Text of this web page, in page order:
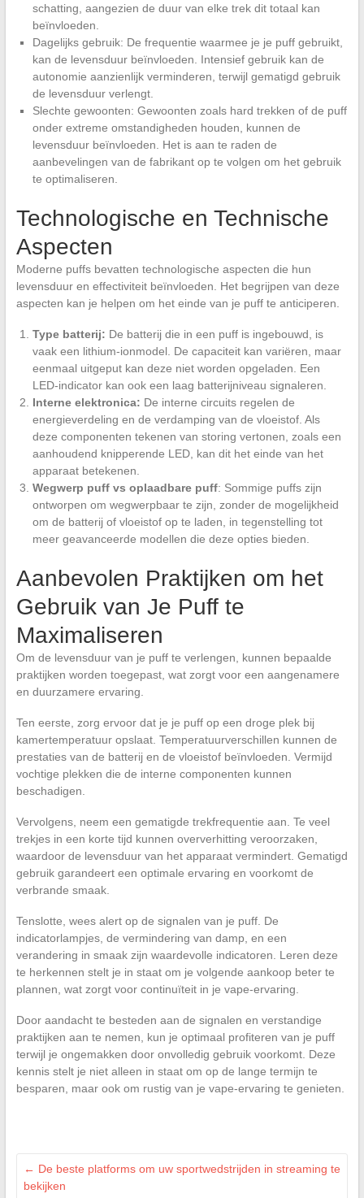
schatting, aangezien de duur van elke trek dit totaal kan
beïnvloeden.
Dagelijks gebruik: De frequentie waarmee je je puff gebruikt,
kan de levensduur beïnvloeden. Intensief gebruik kan de
autonomie aanzienlijk verminderen, terwijl gematigd gebruik
de levensduur verlengt.
Slechte gewoonten: Gewoonten zoals hard trekken of de puff
onder extreme omstandigheden houden, kunnen de
levensduur beïnvloeden. Het is aan te raden de
aanbevelingen van de fabrikant op te volgen om het gebruik
te optimaliseren.
Technologische en Technische
Aspecten
Moderne puffs bevatten technologische aspecten die hun
levensduur en effectiviteit beïnvloeden. Het begrijpen van deze
aspecten kan je helpen om het einde van je puff te anticiperen.
Type batterij: De batterij die in een puff is ingebouwd, is
vaak een lithium-ionmodel. De capaciteit kan variëren, maar
eenmaal uitgeput kan deze niet worden opgeladen. Een
LED-indicator kan ook een laag batterijniveau signaleren.
Interne elektronica: De interne circuits regelen de
energieverdeling en de verdamping van de vloeistof. Als
deze componenten tekenen van storing vertonen, zoals een
aanhoudend knipperende LED, kan dit het einde van het
apparaat betekenen.
Wegwerp puff vs oplaadbare puff: Sommige puffs zijn
ontworpen om wegwerpbaar te zijn, zonder de mogelijkheid
om de batterij of vloeistof op te laden, in tegenstelling tot
meer geavanceerde modellen die deze opties bieden.
Aanbevolen Praktijken om het
Gebruik van Je Puff te
Maximaliseren
Om de levensduur van je puff te verlengen, kunnen bepaalde
praktijken worden toegepast, wat zorgt voor een aangenamere
en duurzamere ervaring.
Ten eerste, zorg ervoor dat je je puff op een droge plek bij
kamertemperatuur opslaat. Temperatuurverschillen kunnen de
prestaties van de batterij en de vloeistof beïnvloeden. Vermijd
vochtige plekken die de interne componenten kunnen
beschadigen.
Vervolgens, neem een gematigde trekfrequentie aan. Te veel
trekjes in een korte tijd kunnen oververhitting veroorzaken,
waardoor de levensduur van het apparaat vermindert. Gematigd
gebruik garandeert een optimale ervaring en voorkomt de
verbrande smaak.
Tenslotte, wees alert op de signalen van je puff. De
indicatorlampjes, de vermindering van damp, en een
verandering in smaak zijn waardevolle indicatoren. Leren deze
te herkennen stelt je in staat om je volgende aankoop beter te
plannen, wat zorgt voor continuïteit in je vape-ervaring.
Door aandacht te besteden aan de signalen en verstandige
praktijken aan te nemen, kun je optimaal profiteren van je puff
terwijl je ongemakken door onvolledig gebruik voorkomt. Deze
kennis stelt je niet alleen in staat om op de lange termijn te
besparen, maar ook om rustig van je vape-ervaring te genieten.
← De beste platforms om uw sportwedstrijden in streaming te
bekijken